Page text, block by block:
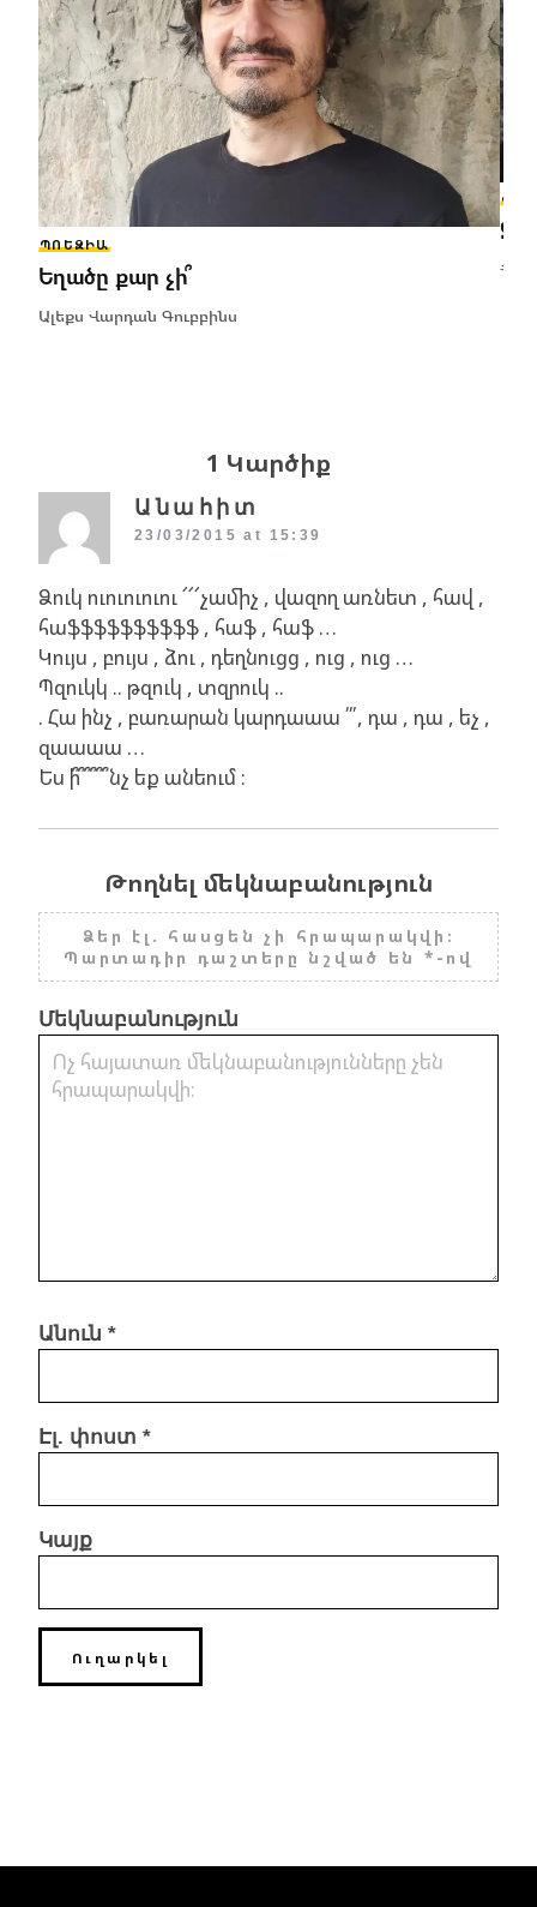
ՊՈԵԶԻԱ
Եղածը քար չի՞
Ալեքս Վարդան Գուբբինս
1 Կարծիք
Անահիտ
23/03/2015 at 15:39
Ձուկ ուուուուու ՜՜՜չամիչ , վազող առնետ , հավ ,
հաֆֆֆֆֆֆֆֆֆֆ , հաֆ , հաֆ …
Կույս , բույս , ձու , դեղնուցց , ուց , ուց …
Պզուկկ .. թզուկ , տզրուկ ..
. Հա ինչ , բառարան կարդաաա ՛՛՛, դա , դա , եչ ,
զաաաա …
Ես ի՞՞՞՞՞՞նչ եք անեում :
Թողնել մեկնաբանություն
Ձեր էլ. հասցեն չի հրապարակվի։
Պարտադիր դաշտերը նշված են *-ով
Մեկնաբանություն
Անուն *
Էլ. փոստ *
Կայք